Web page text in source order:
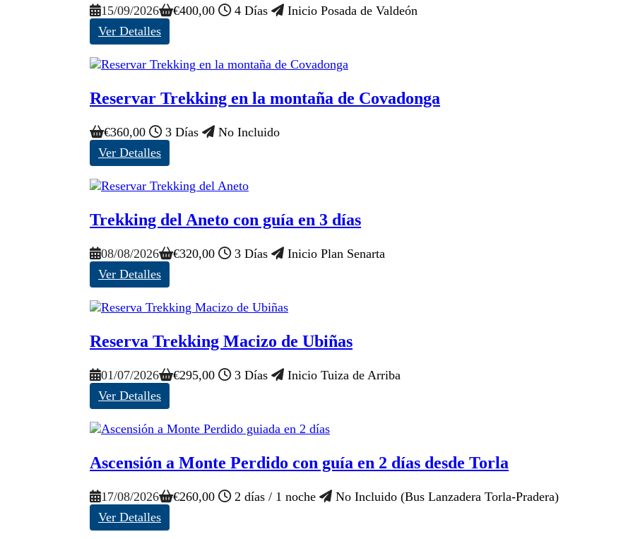
15/09/2026 €400,00 4 Días
Inicio Posada de Valdeón
Ver Detalles
Reservar Trekking en la montaña de Covadonga
€360,00 3 Días
No Incluido
Ver Detalles
Trekking del Aneto con guía en 3 días
08/08/2026 €320,00 3 Días
Inicio Plan Senarta
Ver Detalles
Reserva Trekking Macizo de Ubiñas
01/07/2026 €295,00 3 Días
Inicio Tuiza de Arriba
Ver Detalles
Ascensión a Monte Perdido con guía en 2 días desde Torla
17/08/2026 €260,00 2 días / 1 noche
No Incluido (Bus Lanzadera Torla-Pradera)
Ver Detalles